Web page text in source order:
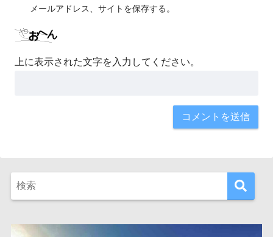
メールアドレス、サイトを保存する。
上に表示された文字を入力してください。